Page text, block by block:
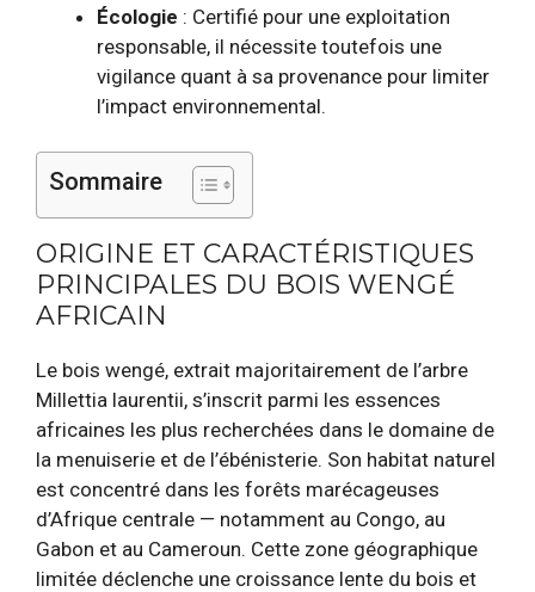
Écologie : Certifié pour une exploitation
responsable, il nécessite toutefois une
vigilance quant à sa provenance pour limiter
l’impact environnemental.
Sommaire
ORIGINE ET CARACTÉRISTIQUES
PRINCIPALES DU BOIS WENGÉ
AFRICAIN
Le bois wengé, extrait majoritairement de l’arbre
Millettia laurentii, s’inscrit parmi les essences
africaines les plus recherchées dans le domaine de
la menuiserie et de l’ébénisterie. Son habitat naturel
est concentré dans les forêts marécageuses
d’Afrique centrale — notamment au Congo, au
Gabon et au Cameroun. Cette zone géographique
limitée déclenche une croissance lente du bois et